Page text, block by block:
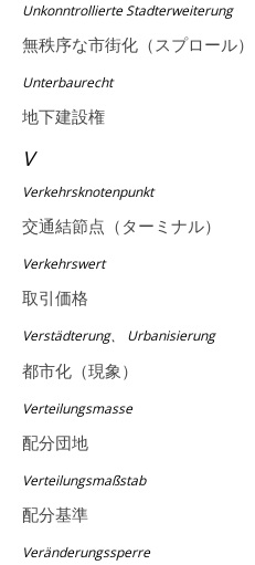
Unkonntrollierte Stadterweiterung
無秩序な市街化（スプロール）
Unterbaurecht
地下建設権
V
Verkehrsknotenpunkt
交通結節点（ターミナル）
Verkehrswert
取引価格
Verstädterung、 Urbanisierung
都市化（現象）
Verteilungsmasse
配分団地
Verteilungsmaßstab
配分基準
Veränderungssperre